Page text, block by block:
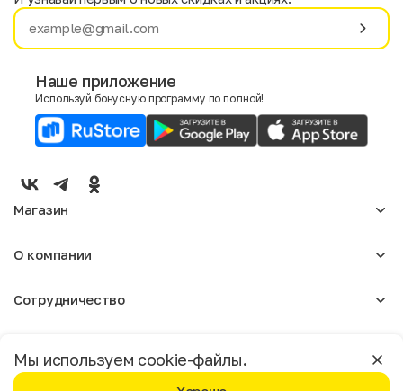
Имя
E-mail
Мужской
Мы используем cookie-файлы.
Москва
Наше приложение
Используй бонусную программу по полной!
Магазин
Мужское
О компании
Отзывы
Магазины
Сотрудничество
Реклама
Доставка и оплата
Бонусная программа